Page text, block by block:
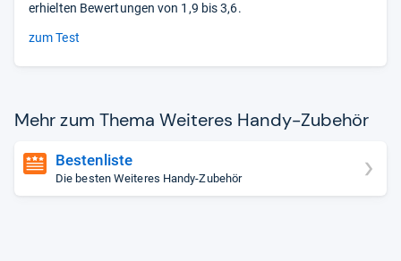
erhielten Bewertungen von 1,9 bis 3,6.
zum Test
Mehr zum Thema Wei­te­res Handy-​Zube­hör
Bestenliste
Die besten Weiteres Handy-Zubehör